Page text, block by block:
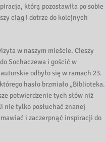
którą pozostawiła po sobie
ciąg i dotrze do kolejnych
w naszym mieście. Cieszy
Sochaczewa i gościć w
odbyło się w ramach 23.
hasło brzmiało „Biblioteka.
potwierdzenie tych słów niż
nie tylko posłuchać znanej
i zaczerpnąć inspiracji do